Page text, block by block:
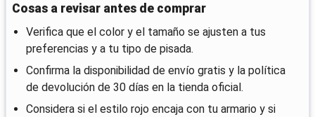
Cosas a revisar antes de comprar
Verifica que el color y el tamaño se ajusten a tus
preferencias y a tu tipo de pisada.
Confirma la disponibilidad de envío gratis y la política
de devolución de 30 días en la tienda oficial.
Considera si el estilo rojo encaja con tu armario y si